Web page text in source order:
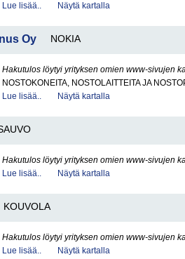
Lue lisää..
Näytä kartalla
Oy NOKIA
Hakutulos löytyi yrityksen omien www-sivujen
NOSTOKONEITA, NOSTOLAITTEITA JA
Lue lisää..
Näytä kartalla
Hakutulos löytyi yrityksen omien www-sivujen
Lue lisää..
Näytä kartalla
KOUVOLA
Hakutulos löytyi yrityksen omien www-sivujen
Lue lisää..
Näytä kartalla